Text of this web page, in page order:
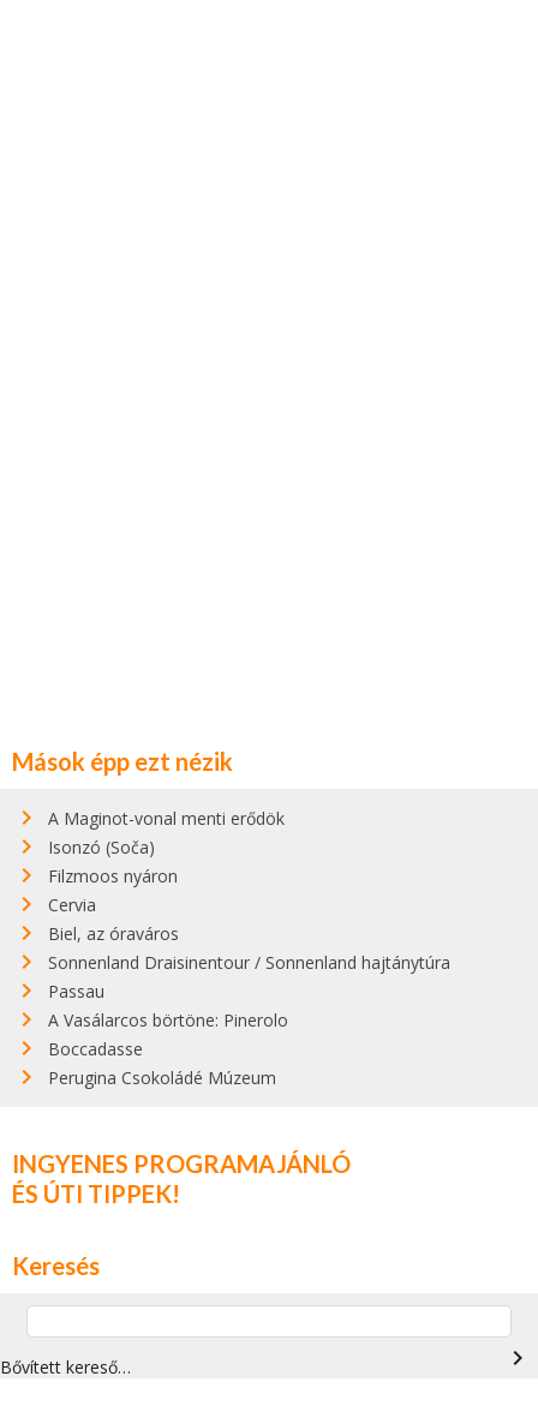
Mások épp ezt nézik
A Maginot-vonal menti erődök
Isonzó (Soča)
Filzmoos nyáron
Cervia
Biel, az óraváros
Sonnenland Draisinentour / Sonnenland hajtánytúra
Passau
A Vasálarcos börtöne: Pinerolo
Boccadasse
Perugina Csokoládé Múzeum
INGYENES PROGRAMAJÁNLÓ
ÉS ÚTI TIPPEK!
Keresés
Bővített kereső… navigate_next